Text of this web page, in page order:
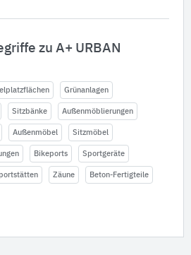
zu A+ URBAN
Grünanlagen
Sitzbänke Außenmöblierungen
Außenmöbel Sitzmöbel
Bikeports Sportgeräte
Zäune Beton-Fertigteile